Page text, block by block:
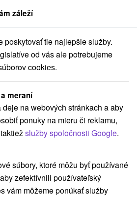
LAST MINUTE Silvestrovský pobyt 2018
Silvestrovský pobyt
si nižšie z aktuálnych ponúk.
PREVÁDZKA ZRUŠENÁ
vyradené z našej ponuky !
záleží
poskytovať tie najlepšie služby.
od vás ale potrebujeme
cookies.
meraní
na webových stránkach a aby
ponuky na mieru či reklamu,
služby spoločnosti Google.
súbory, ktoré môžu byť používané
zefektívnili používateľský
vám môžeme ponúkať služby